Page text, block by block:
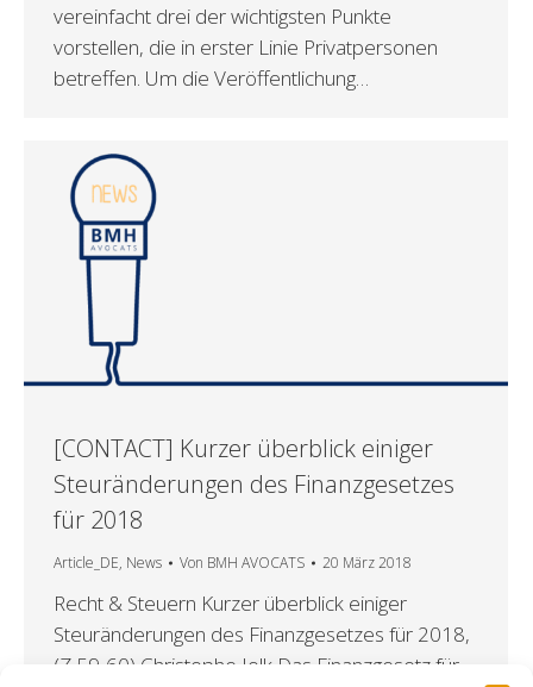
vereinfacht drei der wichtigsten Punkte
vorstellen, die in erster Linie Privatpersonen
betreffen. Um die Veröffentlichung…
[CONTACT] Kurzer überblick einiger
Steuränderungen des Finanzgesetzes
für 2018
Article_DE, News Von BMH AVOCATS 20 März 2018
Recht & Steuern Kurzer überblick einiger
Steuränderungen des Finanzgesetzes für 2018,
(Z 59-60) Christophe Jolk Das Finanzgesetz für